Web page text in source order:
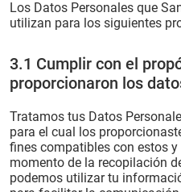
Los Datos Personales que
utilizan para los siguientes
3.1 Cumplir con el
proporcionaron los
Tratamos tus Datos
para el cual los
fines compatibles con estos
momento de la recopilación
podemos utilizar tu